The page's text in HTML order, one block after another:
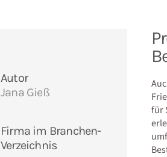
Autor
Jana Gieß
Firma im Branchen-
Verzeichnis
für